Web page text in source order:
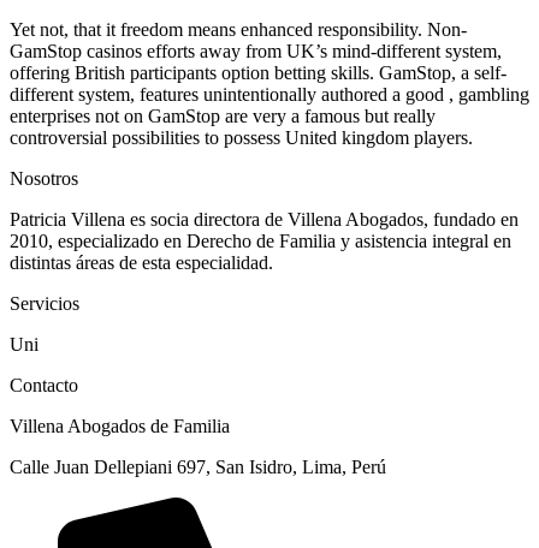
Yet not, that it freedom means enhanced responsibility. Non-
GamStop casinos efforts away from UK’s mind-different system,
offering British participants option betting skills. GamStop, a self-
different system, features unintentionally authored a good , gambling
enterprises not on GamStop are very a famous but really
controversial possibilities to possess United kingdom players.
Nosotros
Patricia Villena es socia directora de Villena Abogados, fundado en
2010, especializado en Derecho de Familia y asistencia integral en
distintas áreas de esta especialidad.
Servicios
Uni
Contacto
Villena Abogados de Familia
Calle Juan Dellepiani 697, San Isidro, Lima, Perú